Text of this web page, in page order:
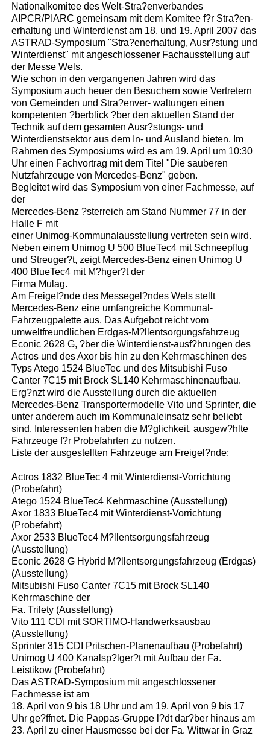
Nationalkomitee des Welt-Stra?enverbandes
AIPCR/PIARC gemeinsam mit dem Komitee f?r Stra?en-
erhaltung und Winterdienst am 18. und 19. April 2007 das
ASTRAD-Symposium "Stra?enerhaltung, Ausr?stung und
Winterdienst" mit angeschlossener Fachausstellung auf
der Messe Wels.
Wie schon in den vergangenen Jahren wird das
Symposium auch heuer den Besuchern sowie Vertretern
von Gemeinden und Stra?enver- waltungen einen
kompetenten ?berblick ?ber den aktuellen Stand der
Technik auf dem gesamten Ausr?stungs- und
Winterdienstsektor aus dem In- und Ausland bieten. Im
Rahmen des Symposiums wird es am 19. April um 10:30
Uhr einen Fachvortrag mit dem Titel "Die sauberen
Nutzfahrzeuge von Mercedes-Benz" geben.
Begleitet wird das Symposium von einer Fachmesse, auf
der
Mercedes-Benz ?sterreich am Stand Nummer 77 in der
Halle F mit
einer Unimog-Kommunalausstellung vertreten sein wird.
Neben einem Unimog U 500 BlueTec4 mit Schneepflug
und Streuger?t, zeigt Mercedes-Benz einen Unimog U
400 BlueTec4 mit M?hger?t der
Firma Mulag.
Am Freigel?nde des Messegel?ndes Wels stellt
Mercedes-Benz eine umfangreiche Kommunal-
Fahrzeugpalette aus. Das Aufgebot reicht vom
umweltfreundlichen Erdgas-M?llentsorgungsfahrzeug
Econic 2628 G, ?ber die Winterdienst-ausf?hrungen des
Actros und des Axor bis hin zu den Kehrmaschinen des
Typs Atego 1524 BlueTec und des Mitsubishi Fuso
Canter 7C15 mit Brock SL140 Kehrmaschinenaufbau.
Erg?nzt wird die Ausstellung durch die aktuellen
Mercedes-Benz Transportermodelle Vito und Sprinter, die
unter anderem auch im Kommunaleinsatz sehr beliebt
sind. Interessenten haben die M?glichkeit, ausgew?hlte
Fahrzeuge f?r Probefahrten zu nutzen.
Liste der ausgestellten Fahrzeuge am Freigel?nde:
Actros 1832 BlueTec 4 mit Winterdienst-Vorrichtung
(Probefahrt)
Atego 1524 BlueTec4 Kehrmaschine (Ausstellung)
Axor 1833 BlueTec4 mit Winterdienst-Vorrichtung
(Probefahrt)
Axor 2533 BlueTec4 M?llentsorgungsfahrzeug
(Ausstellung)
Econic 2628 G Hybrid M?llentsorgungsfahrzeug (Erdgas)
(Ausstellung)
Mitsubishi Fuso Canter 7C15 mit Brock SL140
Kehrmaschine der
Fa. Trilety (Ausstellung)
Vito 111 CDI mit SORTIMO-Handwerksausbau
(Ausstellung)
Sprinter 315 CDI Pritschen-Planenaufbau (Probefahrt)
Unimog U 400 Kanalsp?lger?t mit Aufbau der Fa.
Leistikow (Probefahrt)
Das ASTRAD-Symposium mit angeschlossener
Fachmesse ist am
18. April von 9 bis 18 Uhr und am 19. April von 9 bis 17
Uhr ge?ffnet. Die Pappas-Gruppe l?dt dar?ber hinaus am
23. April zu einer Hausmesse bei der Fa. Wittwar in Graz